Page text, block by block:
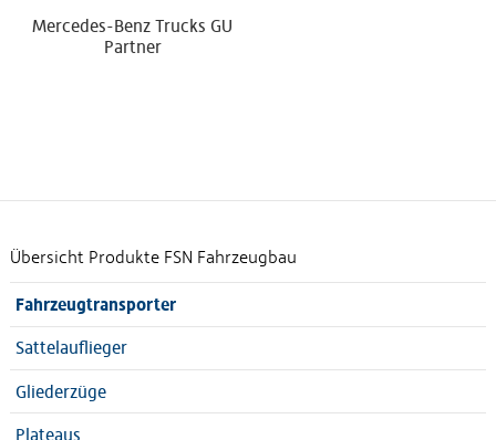
Mercedes-Benz Trucks GU
Partner
Übersicht Produkte FSN Fahrzeugbau
Fahrzeugtransporter
Sattelauflieger
Gliederzüge
Plateaus